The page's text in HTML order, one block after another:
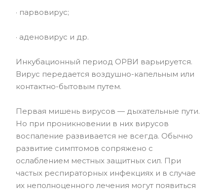
· парвовирус;
· аденовирус и др.
Инкубационный период ОРВИ варьируется.
Вирус передается воздушно-капельным или
контактно-бытовым путем.
Первая мишень вирусов — дыхательные пути.
Но при проникновении в них вирусов
воспаление развивается не всегда. Обычно
развитие симптомов сопряжено с
ослаблением местных защитных сил. При
частых респираторных инфекциях и в случае
их неполноценного лечения могут появиться